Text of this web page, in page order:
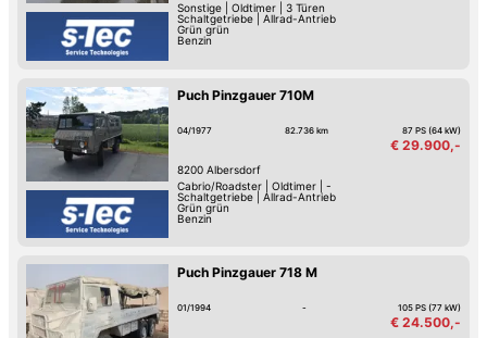
Sonstige| Oldtimer|
3 Türen
Schaltgetriebe| Allrad-Antrieb
Grün grün
Benzin
Puch Pinzgauer 710M
04/1977 82.736 km 87 PS (64 kW)
€ 29.900,-
8200 Albersdorf
Cabrio/Roadster| Oldtimer|
-
Schaltgetriebe| Allrad-Antrieb
Grün grün
Benzin
Puch Pinzgauer 718 M
01/1994 - 105 PS (77 kW)
€ 24.500,-